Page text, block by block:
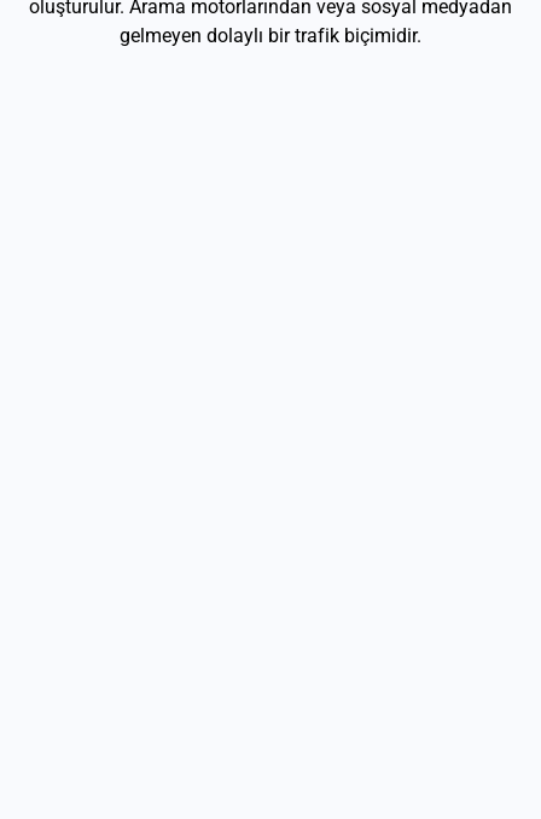
oluşturulur. Arama motorlarından veya sosyal medyadan
gelmeyen dolaylı bir trafik biçimidir.